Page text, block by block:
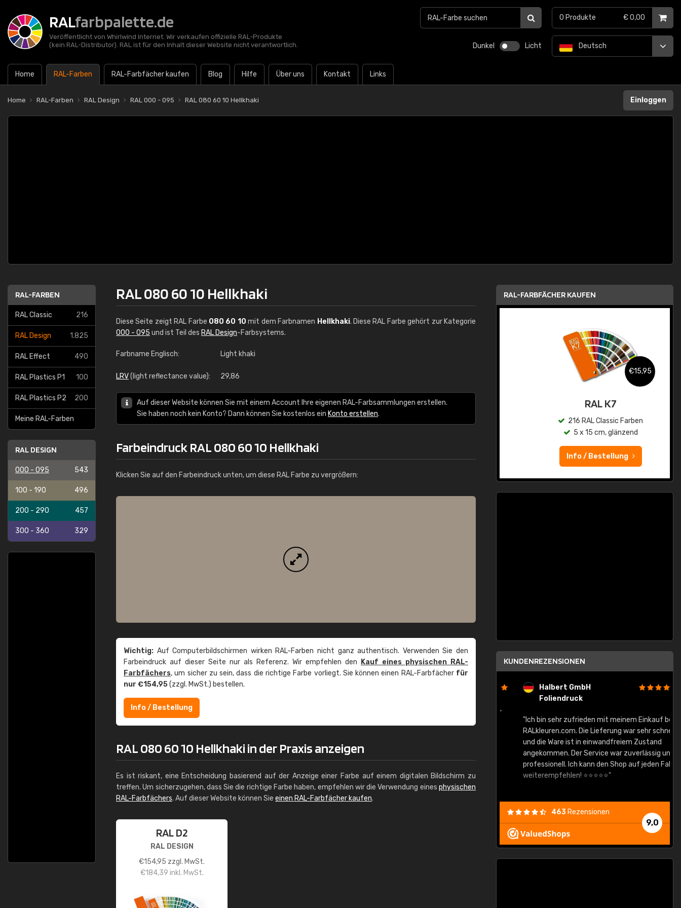
RALfarbpalette.de
Veröffentlicht von Whirlwind Internet. Wir verkaufen offizielle RAL-Produkte
(kein RAL-Distributor). RAL ist für den Inhalt dieser Website nicht verantwortlich.
Dunkel Licht
Home RAL-Farben RAL-Farbfächer kaufen Blog Hilfe Über uns Kontakt Links
Deutsch
0 Produkte € 0,00
Home RAL-Farben RAL Design RAL 000 - 095 RAL 080 60 10 Hellkhaki Einloggen
RAL-FARBEN
RAL Classic 216
RAL Design 1.825
RAL Effect 490
RAL Plastics P1 100
RAL Plastics P2 200
Meine RAL-Farben
RAL DESIGN
000 - 095 543
100 - 190 496
200 - 290 457
300 - 360 329
RAL 080 60 10 Hellkhaki
Diese Seite zeigt RAL Farbe 080 60 10 mit dem Farbnamen Hellkhaki. Diese RAL Farbe gehört zur Kategorie
000 - 095 und ist Teil des RAL Design-Farbsystems.
Farbname Englisch: Light khaki
LRV(light reflectance value): 29,86
Auf dieser Website können Sie mit einem Account Ihre eigenen RAL-Farbsammlungen erstellen.
Sie haben noch kein Konto? Dann können Sie kostenlos ein Konto erstellen.
Farbeindruck RAL 080 60 10 Hellkhaki
Klicken Sie auf den Farbeindruck unten, um diese RAL Farbe zu vergrößern:
Wichtig: Auf Computerbildschirmen wirken RAL-Farben nicht ganz authentisch. Verwenden Sie den
Farbeindruck auf dieser Seite nur als Referenz. Wir empfehlen den
Kauf eines physischen RAL-
Farbfächers, um sicher zu sein, dass die richtige Farbe vorliegt. Sie können einen RAL-Farbfächer für
nur €154,95(zzgl. MwSt.) bestellen.
Info / Bestellung
RAL 080 60 10 Hellkhaki in der Praxis anzeigen
Es ist riskant, eine Entscheidung basierend auf der Anzeige einer Farbe auf einem digitalen Bildschirm zu
treffen. Um sicherzugehen, dass Sie die richtige Farbe haben, empfehlen wir die Verwendung eines physischen
RAL-Farbfächers. Auf dieser Website können Sie einen RAL-Farbfächer kaufen.
RAL D2
RAL DESIGN
€154,95 zzgl. MwSt.
€184,39 inkl. MwSt.
RAL-FARBFÄCHER KAUFEN
RAL K7 auf Wasserbasis
€15,95
RAL K7
216 RAL Classic Farben
5 x 15 cm, glänzend
Info / Bestellung
KUNDENREZENSIONEN
Halbert GmbH
Foliendruck
"Ich bin sehr zufrieden mit meinem Einkauf bei
RALkleuren.com. Die Lieferung war sehr schnell
und die Ware ist in einwandfreiem Zustand
angekommen. Der Service war zuverlässig und
professionell. Ich kann den Shop auf jeden Fall
weiterempfehlen! ⭐⭐⭐⭐⭐"
9,0
463 Rezensionen